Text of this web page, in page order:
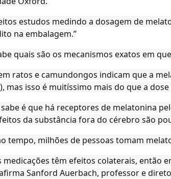
estudos medindo a dosagem de
na embalagem.”
quais são os mecanismos exatos em
ratos e camundongos indicam que a
mas isso é muitíssimo mais do que a
sabe é que há receptores de melatonina
da substância fora do cérebro são
tempo, milhões de pessoas tomam
medicações têm efeitos colaterais,
Sanford Auerbach, professor e